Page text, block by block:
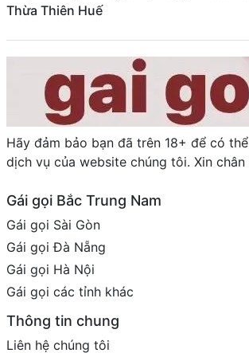
Thừa Thiên Huế
Hãy đảm bảo bạn đã trên 18+ để có
dịch vụ của website chúng tôi. Xin chân
Gái gọi Bắc Trung Nam
Gái gọi Sài Gòn
Gái gọi Đà Nẵng
Gái gọi Hà Nội
Gái gọi các tỉnh khác
Thông tin chung
Liên hệ chúng tôi